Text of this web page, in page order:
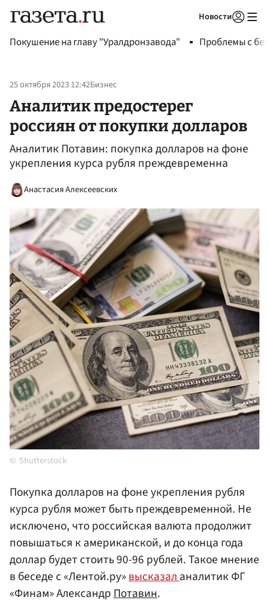
Новости
Покушение на главу "Уралдронзавода" Проблемы с
25 октября 2023 12:42Бизнес
Аналитик предостерег
россиян от покупки долларов
Аналитик Потавин: покупка долларов на фоне
укрепления курса рубля преждевременна
Анастасия Алексеевских
Shutterstock
Покупка долларов на фоне укрепления рубля
курса рубля может быть преждевременной. Не
исключено, что российская валюта продолжит
повышаться к американской, и до конца года
доллар будет стоить 90-96 рублей. Такое мнение
в беседе с «Лентой.ру»высказаланалитик ФГ
«Финам» АлександрПотавин.